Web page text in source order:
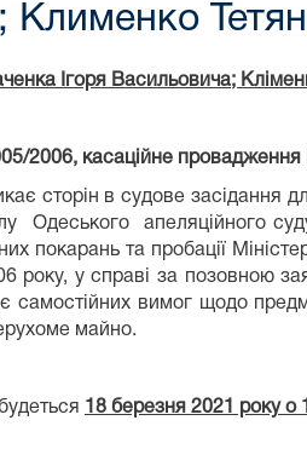
Клименко
Ігоря Васильовича;
2006, касаційне
сторін в судове
Одеського апеляційного
покарань та пробації
року, у справі за позовною
самостійних вимог щодо
майно.
18 березня 2021 року о